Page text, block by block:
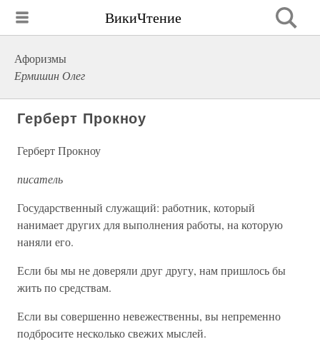
ВикиЧтение
Афоризмы
Ермишин Олег
Герберт Прокноу
Герберт Прокноу
писатель
Государственный служащий: работник, который
нанимает других для выполнения работы, на которую
наняли его.
Если бы мы не доверяли друг другу, нам пришлось бы
жить по средствам.
Если вы совершенно невежественны, вы непременно
подбросите несколько свежих мыслей.